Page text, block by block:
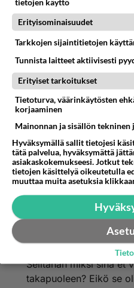
muuten?
läpsiminen ei satu,
En oikeasti tunne
mutta moni mies sitä
Äänestä
Tasapuolisuutta kiitos
------------------------
Tarkoitan, että mitä eroa
nainen kieltää. Ihan
kerran kieltoa tajua.
ketään naista joka siitä
harrastaa vaimon
Lue lisää
Se että joku tuntuu
varmasti anna
Selitähän miksi sinä et
takapuoleen? Eikö se
tietojen käyttö
Erityisominaisuudet
Tarkkojen sijaintitietojen
Tunnista laitteet aktiivisesti
Erityiset tarkoitukset
Tietoturva, väärinkäytösten
korjaaminen
Mainonnan ja sisällön tekninen
Hyväksymällä sallit tietojesi
tätä palvelua, hyväksymättä
asiakaskokemukseesi. Jotkut
tietojen käsittelyä oikeutetulla
muuttaa muita asetuksia